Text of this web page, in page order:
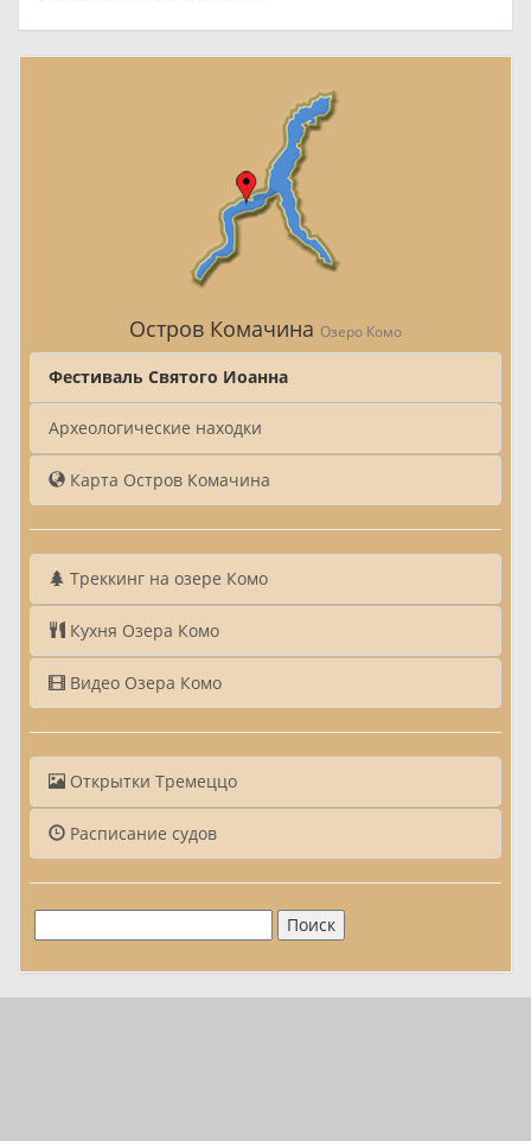
Остров Комачина Озеро Комо
Фестиваль Святого Иоанна
Археологические находки
Карта Остров Комачина
Треккинг на озере Комо
Кухня Озера Комо
Видео Озера Комо
Открытки Тремеццо
Расписание судов